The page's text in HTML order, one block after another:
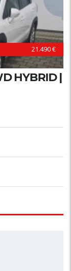
21.490 €
HYBRID |